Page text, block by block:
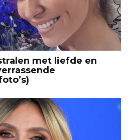
met liefde en